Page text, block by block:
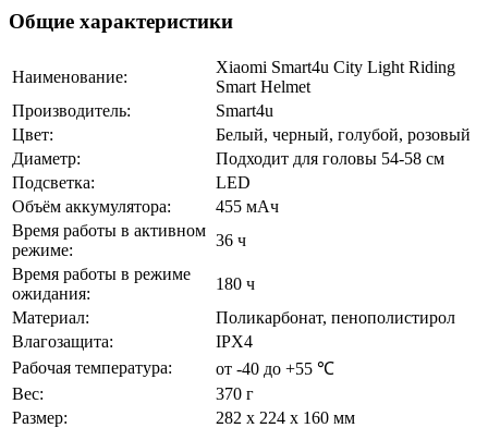
Общие характеристики
Наименование:
Xiaomi Smart4u City Light Riding
Smart Helmet
Производитель:
Smart4u
Цвет:
Белый, черный, голубой, розовый
Диаметр:
Подходит для головы 54-58 см
Подсветка:
LED
Объём аккумулятора:
455 мАч
Время работы в активном
режиме:
36 ч
Время работы в режиме
ожидания:
180 ч
Материал:
Поликарбонат, пенополистирол
Влагозащита:
IPX4
Рабочая температура:
от -40 до +55 ℃
Вес:
370 г
Размер:
282 х 224 х 160 мм